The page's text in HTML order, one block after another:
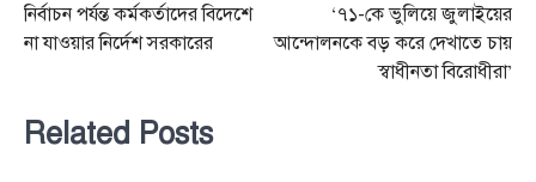
navigation
নির্বাচন পর্যন্ত কর্মকর্তাদের বিদেশে
না যাওয়ার নির্দেশ সরকারের
‘৭১-কে ভুলিয়ে জুলাইয়ের
আন্দোলনকে বড় করে দেখাতে চায়
স্বাধীনতা বিরোধীরা’
Related Posts